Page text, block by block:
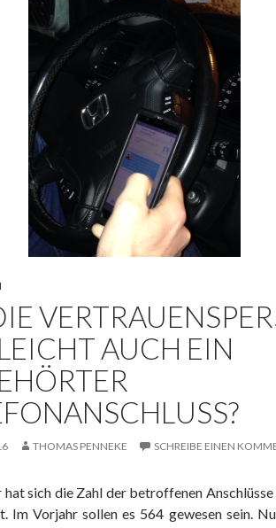
AUCH EIN
THOMAS PENNEKE SCHREIBE EINEN
hat sich die Zahl der betroffenen
Im Vorjahr sollen es 564 gewesen sein.